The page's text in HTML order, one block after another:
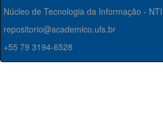
Núcleo de Tecnologia da Informação - NTI
repositorio@academico.ufs.br
+55 79 3194-6528